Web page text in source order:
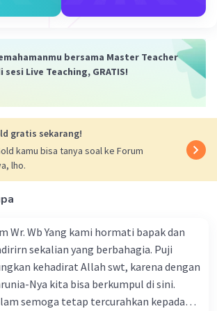
kemacetan lalu lintas yang
penanggulangan bencana,
ini menunjukkan kebutuhan untuk
artikel ini, kami akan
kebijakan yang telah diterapkan
efektivitasnya dalam
dampak bencana pada masyarakat
kota.
Level 55
bersama Master Teacher
sesi Live Teaching, GRATIS!
gratis sekarang!
kamu bisa tanya soal ke Forum
lho.
Wr. Wb Yang kami hormati bapak dan
sekalian yang berbahagia. Puji
kehadirat Allah swt, karena dengan
Nya kita bisa berkumpul di sini.
semoga tetap tercurahkan kepada